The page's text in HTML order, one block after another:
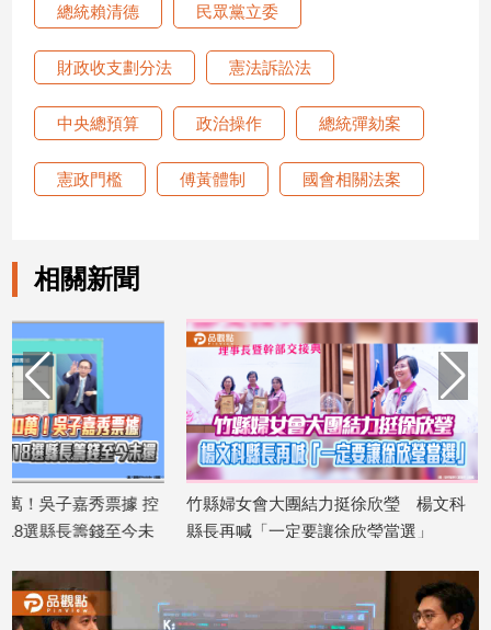
時
尚
追
星
築/
室
內
設
計
旅
遊/
美
食
座/
命
理
總統賴清德 民眾黨立委
財政收支劃分法 憲法訴訟法
中央總預算 政治操作 總統彈劾案
憲政門檻 傅黃體制 國會相關法案
相關新聞
竹縣婦女會大團結力挺徐欣瑩 楊文科
縣長再喊「一定要讓徐欣瑩當選」
吳乃仁管收12天
反駁：沒有司法